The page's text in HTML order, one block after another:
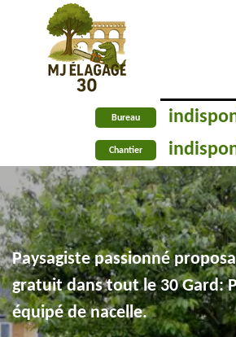
Bureau
Chantier
Paysagiste passionné
gratuit dans tout le 30 Gard:
équipé de nacelle.